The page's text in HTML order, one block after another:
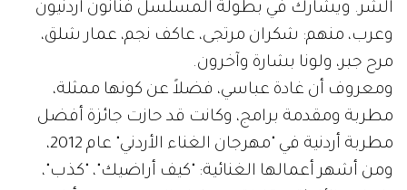
الشر. ويشارك في بطولة المسلسل فنانون أردنيون
وعرب، منهم: شكران مرتجى، عاكف نجم، عمار شلق،
مرح جبر، ولونا بشارة وآخرون.
ومعروف أن غادة عباسي، فضلاً عن كونها ممثلة،
مطربة ومقدمة برامج، وكانت قد حازت جائزة أفضل
مطربة أردنية في "مهرجان الغناء الأردني" عام 2012،
ومن أشهر أعمالها الغنائية: "كيف أراضيك"، "كذب"،